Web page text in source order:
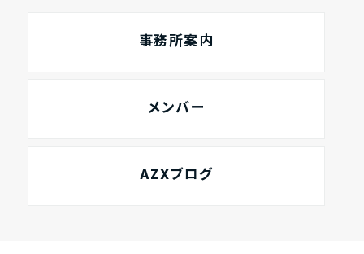
事務所案内
メンバー
AZXブログ